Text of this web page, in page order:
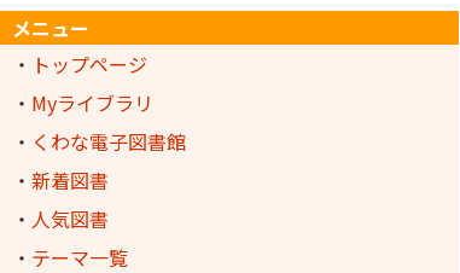
メニュー
・ トップページ
・ Myライブラリ
・ くわな電子図書館
・ 新着図書
・ 人気図書
・ テーマ一覧